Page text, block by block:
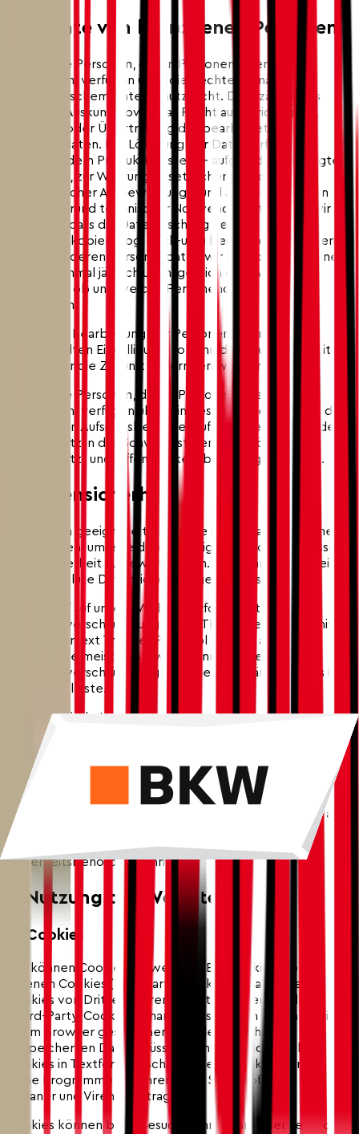
5. Rechte von betroffenen Personen
Betroffene Personen, deren Personendaten wir
bearbeiten, verfügen über die Rechte gemäss
schweizerischem Datenschutzrecht. Dazu zählen das
Recht auf Auskunft sowie das Recht auf Berichtigung,
Löschung oder Übertragung der bearbeiteten
Personendaten. Die Löschung der Daten erfasst nur
Daten auf dem Produktivsystem - aufgrund berechtigter
Interessen, zur Wahrung gesetzlicher und/oder
regulatorischer Aufbewahrungs- und anderer Pflichten
sowie aufgrund technischer Notwendigkeit weisen wir Sie
darauf hin, dass die Datenlöschung keine
Sicherungskopien (sog. Back-ups) beinhaltet. Betroffene
Personen, deren Personendaten wir bearbeiten, können
maximal einmal jährlich unentgeltlich eine Auskunft
verlangen, ob und welche Personendaten wir
bearbeiten.
Erfolgt die Bearbeitung der Personendaten aufgrund
einer erteilten Einwilligung, so kann diese jederzeit mit
Wirkung für die Zukunft widerrufen werden.
Betroffene Personen, deren Personendaten wir
bearbeiten, verfügen über ein Beschwerderecht bei der
zuständigen Aufsichtsbehörde. Aufsichtsbehörde für den
Datenschutz in der Schweiz ist der Eidgenössische
Datenschutz- und Öffentlichkeitsbeauftragte (EDÖB).
6. Datensicherheit
Wir treffen geeignete technische und organisatorische
Massnahmen, um eine dem jeweiligen Risiko angemessene
Datensicherheit zu gewährleisten. Wir können aber leider
keine absolute Datensicherheit gewährleisten.
Der Zugriff auf unsere Website erfolgt mittels
Transportverschlüsselung (SSL / TLS, insbesondere mit
dem Hypertext Transfer Protocol Secure, abgekürzt
HTTPS). Die meisten Browser kennzeichnen
Transportverschlüsselung mit einem Vorhängeschloss in
der Adressleiste.
Unsere digitale Kommunikation unterliegt – wie
grundsätzlich jede digitale Kommunikation – der
anlasslosen und verdachtsunabhängigen
Massenüberwachung sowie sonstiger Überwachung durch
Sicherheitsbehörden in der Schweiz, im übrigen Europa, in
den Vereinigten Staaten von Amerika (USA) und in
anderen Staaten. Wir können keinen direkten Einfluss auf
die entsprechende Bearbeitung von Personendaten
durch Geheimdienste, Polizeistellen und andere
Sicherheitsbehörden nehmen.
7. Nutzung der Website
7.1 Cookies
Wir können Cookies verwenden. Bei Cookies – bei
eigenen Cookies (First-Party-Cookies) als auch bei
Cookies von Dritten, deren Dienste wir verwenden
(Third-Party-Cookies) – handelt es sich um Daten, die in
Ihrem Browser gespeichert werden. Solche
gespeicherten Daten müssen nicht auf traditionelle
Cookies in Textform beschränkt sein. Cookies können
keine Programme ausführen oder Schadsoftware wie
Trojaner und Viren übertragen.
Cookies können beim Besuch in Ihrem Browser temporär,